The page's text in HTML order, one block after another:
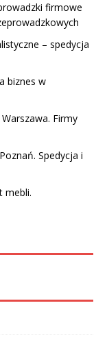
firmowe
– spedycja
biznes w
Firmy
Spedycja i
mebli.